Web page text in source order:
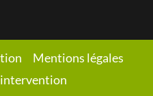
Mentions légales